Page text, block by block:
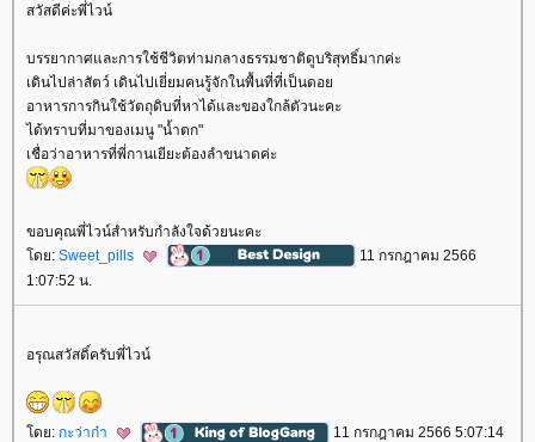
สวัสดีค่ะพี่ไวน์
บรรยากาศและการใช้ชีวิตท่ามกลางธรรมชาติดูบริสุทธิ์มากค่ะ
เดินไปล่าสัตว์ เดินไปเยี่ยมคนรู้จักในพื้นที่ที่เป็นดอ
อาหารการกินใช้วัตถุดิบที่หาได้และของใกล้ตัวนะคะ
ได้ทราบที่มาของเมนู "น้ำตก"
เชื่อว่าอาหารที่พี่กานเยียะต้องลำขนาดค่ะ
ขอบคุณพี่ไวน์สำหรับกำลังใจด้วยนะคะ
ดย: Sweet_pills
11 กรกฎาคม 2566
1:07:52 น.
อรุณสวัสดิ์ครับพี่ไวน์
ดย: กะว่าก๋า
11 กรกฎาคม 2566 5:07:14